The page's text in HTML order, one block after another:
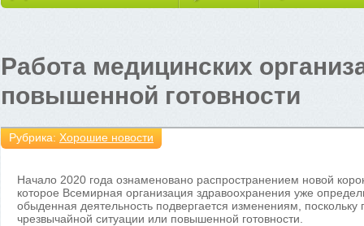
Работа медицинских
повышенной готовности
Рубрика: Хорошие новости
Начало 2020 года ознаменовано распространением новой
которое Всемирная организация здравоохранения уже
обыденная деятельность подвергается изменениям, поскольку
чрезвычайной ситуации или повышенной готовности.